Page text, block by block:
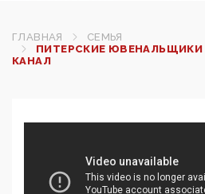
ГЛАВНАЯ
СЕМЬЯ
ПИТЕРСКИЕ
КАНАЛ